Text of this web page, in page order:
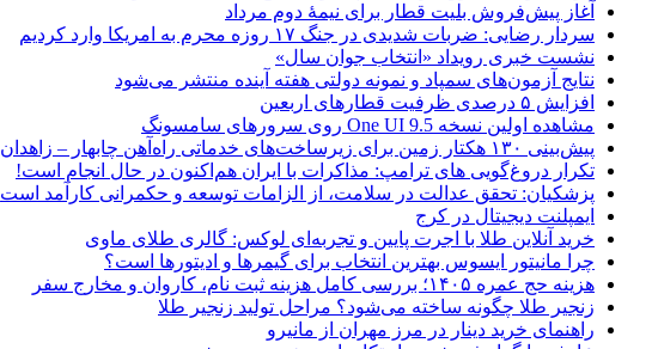
آغاز پیش‌فروش بلیت قطار برای نیمۀ دوم مرداد
سردار رضایی: ضربات شدیدی در جنگ ۱۷ روزه محرم به امریکا وارد کردیم
نشست خبری رویداد «انتخاب جوان سال»
نتایج آزمون‌های سمپاد و نمونه دولتی هفته آینده منتشر می‌شود
افزایش ۵ درصدی ظرفیت قطارهای اربعین
مشاهده اولین نسخه One UI 9.5 روی سرورهای سامسونگ
پیش‌بینی ۱۳۰ هکتار زمین برای زیرساخت‌های خدماتی راه‌آهن چابهار – زاهدان
تکرار دروغ‌گویی های ترامپ: مذاکرات با ایران هم‌اکنون در حال انجام است!
پزشکیان: تحقق عدالت در سلامت، از الزامات توسعه و حکمرانی کارآمد است
ایمپلنت دیجیتال در کرج
خرید آنلاین طلا با اجرت پایین و تجربه‌ای لوکس: گالری طلای ماوی
چرا مانیتور ایسوس بهترین انتخاب برای گیمرها و ادیتورها است؟
هزینه حج عمره ۱۴۰۵؛ بررسی کامل هزینه ثبت نام، کاروان و مخارج سفر
زنجیر طلا چگونه ساخته می‌شود؟ مراحل تولید زنجیر طلا
راهنمای خرید دینار در مرز مهران از مانیرو